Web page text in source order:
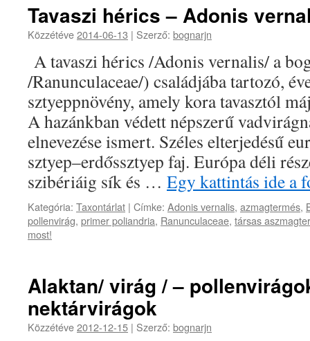
Tavaszi hérics – Adonis
Közzétéve2014-06-13 | Szerző: bognarjn
A tavaszi hérics /Adonis vernalis/ a
/Ranunculaceae/) családjába tartozó,
sztyeppnövény, amely kora tavasztól
A hazánkban védett népszerű
elnevezése ismert. Széles elterjedésű
sztyep–erdőssztyep faj. Európa déli
szibériáig sík és … Egy kattintás ide
Kategória: Taxontárlat | Címke: Adonis vernalis, azmagtermés,
pollenvirág, primer poliandria, Ranunculaceae, társas
most!
Alaktan/ virág / –
nektárvirágok
Közzétéve2012-12-15 | Szerző: bognarjn